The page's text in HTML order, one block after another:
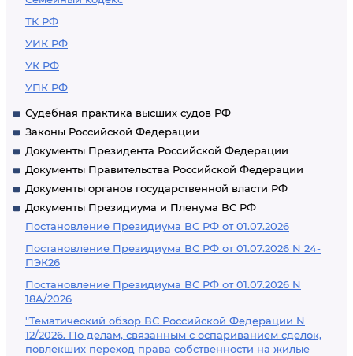
ТК РФ
УИК РФ
УК РФ
УПК РФ
Судебная практика высших судов РФ
Законы Российской Федерации
Документы Президента Российской Федерации
Документы Правительства Российской Федерации
Документы органов государственной власти РФ
Документы Президиума и Пленума ВС РФ
Постановление Президиума ВС РФ от 01.07.2026
Постановление Президиума ВС РФ от 01.07.2026 N 24-
ПЭК26
Постановление Президиума ВС РФ от 01.07.2026 N
18А/2026
"Тематический обзор ВС Российской Федерации N
12/2026. По делам, связанным с оспариванием сделок,
повлекших переход права собственности на жилые